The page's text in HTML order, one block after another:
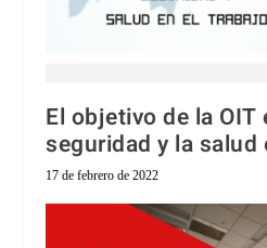
El objetivo de la OIT
seguridad y la salud
17 de febrero de 2022